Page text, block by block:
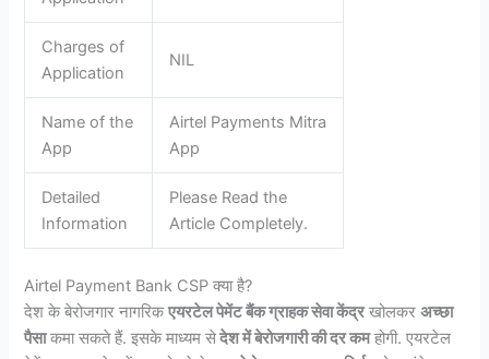
Charges of
Application
NIL
Name of the
App
Airtel Payments Mitra
App
Detailed
Information
Please Read the
Article Completely.
Airtel Payment Bank CSP क्या है?
देश के बेरोजगार नागरिकएयरटेल पेमेंट बैंक ग्राहक सेवा केंद्रखोलकरअच्छा
पैसाकमा सकते हैं. इसके माध्यम सेदेश में बेरोजगारी की दर कमहोगी. एयरटेल